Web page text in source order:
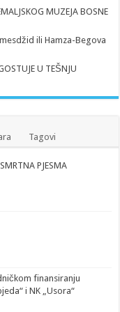
MUZEJA BOSNE
ili Hamza-Begova
U TEŠNJU
Tagovi
PJESMA
finansiranju
i NK „Usora“